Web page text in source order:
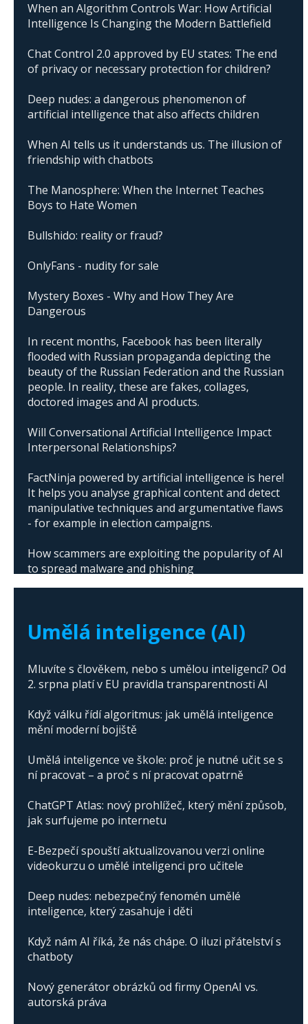
When an Algorithm Controls War: How Artificial
Intelligence Is Changing the Modern Battlefield
Chat Control 2.0 approved by EU states: The end
of privacy or necessary protection for children?
Deep nudes: a dangerous phenomenon of
artificial intelligence that also affects children
When AI tells us it understands us. The illusion of
friendship with chatbots
The Manosphere: When the Internet Teaches
Boys to Hate Women
Bullshido: reality or fraud?
OnlyFans - nudity for sale
Mystery Boxes - Why and How They Are
Dangerous
In recent months, Facebook has been literally
flooded with Russian propaganda depicting the
beauty of the Russian Federation and the Russian
people. In reality, these are fakes, collages,
doctored images and AI products.
Will Conversational Artificial Intelligence Impact
Interpersonal Relationships?
FactNinja powered by artificial intelligence is here!
It helps you analyse graphical content and detect
manipulative techniques and argumentative flaws
- for example in election campaigns.
How scammers are exploiting the popularity of AI
to spread malware and phishing
Umělá inteligence (AI)
Mluvíte s člověkem, nebo s umělou inteligencí? Od
2. srpna platí v EU pravidla transparentnosti AI
Když válku řídí algoritmus: jak umělá inteligence
mění moderní bojiště
Umělá inteligence ve škole: proč je nutné učit se s
ní pracovat – a proč s ní pracovat opatrně
ChatGPT Atlas: nový prohlížeč, který mění způsob,
jak surfujeme po internetu
E-Bezpečí spouští aktualizovanou verzi online
videokurzu o umělé inteligenci pro učitele
Deep nudes: nebezpečný fenomén umělé
inteligence, který zasahuje i děti
Když nám AI říká, že nás chápe. O iluzi přátelství s
chatboty
Nový generátor obrázků od firmy OpenAI vs.
autorská práva